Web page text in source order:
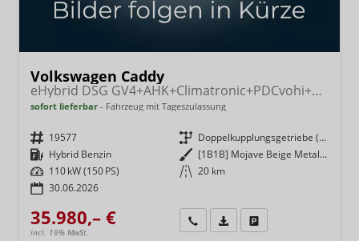
Volkswagen Caddy
eHybrid DSG GV4+AHK+Climatronic+PDCvohi+Cam+Regensens.+AppConnect
sofort lieferbar Fahrzeug mit Tageszulassung
Fahrzeugnr. 19577 Getriebe
Doppelkupplungsgetriebe (DSG)
Kraftstoff Hybrid Benzin Außenfarbe
[1B1B] Mojave Beige Metallic
Leistung 110 kW (150 PS) Kilometerstand 20 km
30.06.2026
35.980,– €
incl. 19% MwSt.
Wir rufen Sie anFahrzeugexposé (PDF)